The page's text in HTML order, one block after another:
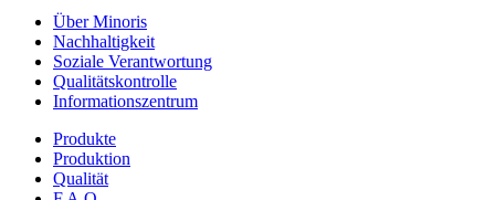
Über Minoris
Nachhaltigkeit
Soziale Verantwortung
Qualitätskontrolle
Informationszentrum
Produkte
Produktion
Qualität